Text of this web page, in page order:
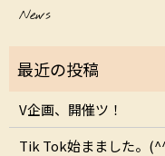
News
V企画、開催ツ！
Tik Tok始まました。